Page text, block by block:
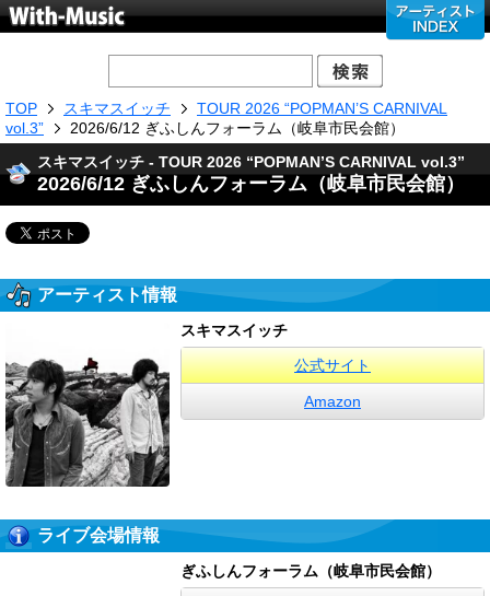
TOP スキマスイッチ
TOUR 2026 “POPMAN’S CARNIVAL
vol.3”
2026/6/12 ぎふしんフォーラム（岐阜市民会館）
スキマスイッチ - TOUR 2026 “POPMAN’S CARNIVAL vol.3”
2026/6/12 ぎふしんフォーラム（岐阜市民会館）
アーティスト情報
スキマスイッチ
公式サイト
Amazon
ライブ会場情報
ぎふしんフォーラム（岐阜市民会館）